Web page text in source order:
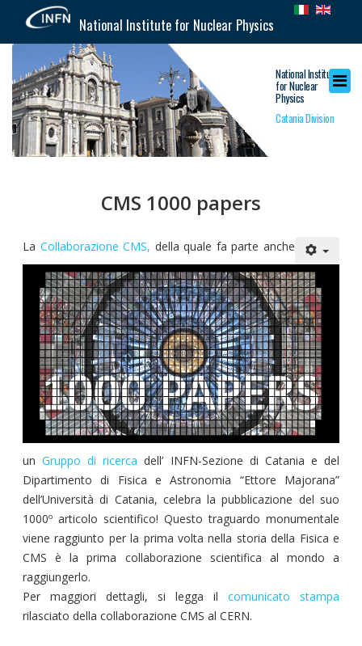
National Institute for Nuclear Physics
National Institute
for Nuclear
Physics
Catania Division
CMS 1000 papers
La Collaborazione CMS, della quale fa parte anche
unGruppo di ricerca dell’ INFN-Sezione di Catania e del
Dipartimento di Fisica e Astronomia “Ettore Majorana”
dell’Università di Catania, celebra la pubblicazione del suo
1000º articolo scientifico! Questo traguardo monumentale
viene raggiunto per la prima volta nella storia della Fisica e
CMS è la prima collaborazione scientifica al mondo a
raggiungerlo.
Per maggiori dettagli, si legga il comunicato stampa
rilasciato della collaborazione CMS al CERN.